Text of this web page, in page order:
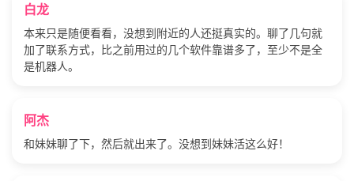
白龙
本来只是随便看看，没想到附近的人还挺真实的。聊了几句就
加了联系方式，比之前用过的几个软件靠谱多了，至少不是全
是机器人。
阿杰
和妹妹聊了下，然后就出来了。没想到妹妹活这么好！